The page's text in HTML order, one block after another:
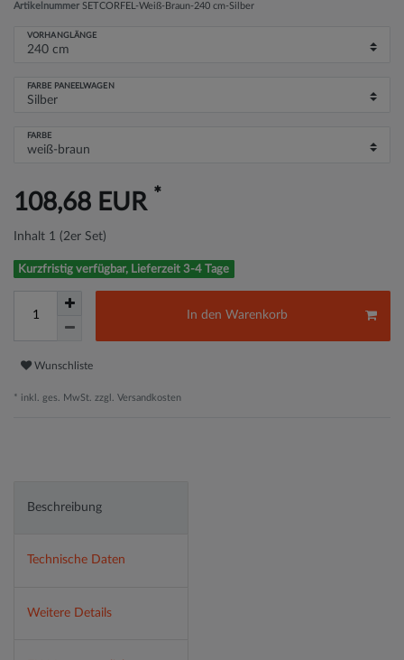
Artikelnummer SETCORFEL-Weiß-Braun-240 cm-Silber
VORHANGLÄNGE
FARBE PANEELWAGEN
FARBE
108,68 EUR *
Inhalt 1 (2er Set)
Kurzfristig verfügbar, Lieferzeit 3-4 Tage
In den Warenkorb
Wunschliste
* inkl. ges. MwSt. zzgl. Versandkosten
Beschreibung
Technische Daten
Weitere Details